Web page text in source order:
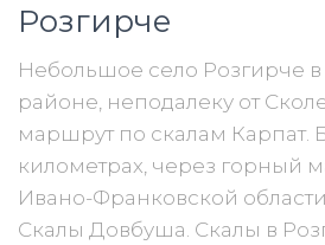
Розгирче
Небольшое село Розгирче
районе, неподалеку от
маршрут по скалам Карпат.
километрах, через горный
Ивано-Франковской
Скалы Довбуша. Скалы в